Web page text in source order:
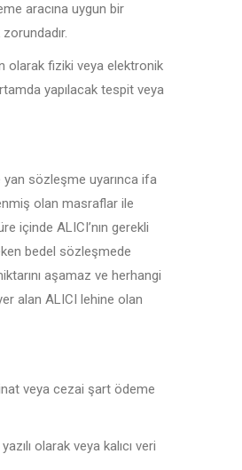
aracına uygun bir
olarak fiziki veya elektronik
yapılacak tespit veya
sözleşme uyarınca ifa
olan masraflar ile
içinde ALICI’nın gerekli
bedel sözleşmede
aşamaz ve herhangi
alan ALICI lehine olan
veya cezai şart ödeme
olarak veya kalıcı veri